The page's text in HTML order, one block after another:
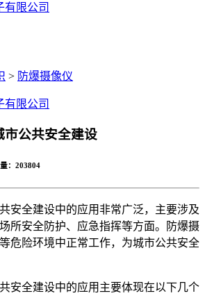
> 防爆摄像仪
市公共安全建设
： 203804
安全建设中的应用非常广泛，主要涉及
所安全防护、应急指挥等方面。防爆摄
危险环境中正常工作，为城市公共安全
安全建设中的应用主要体现在以下几个